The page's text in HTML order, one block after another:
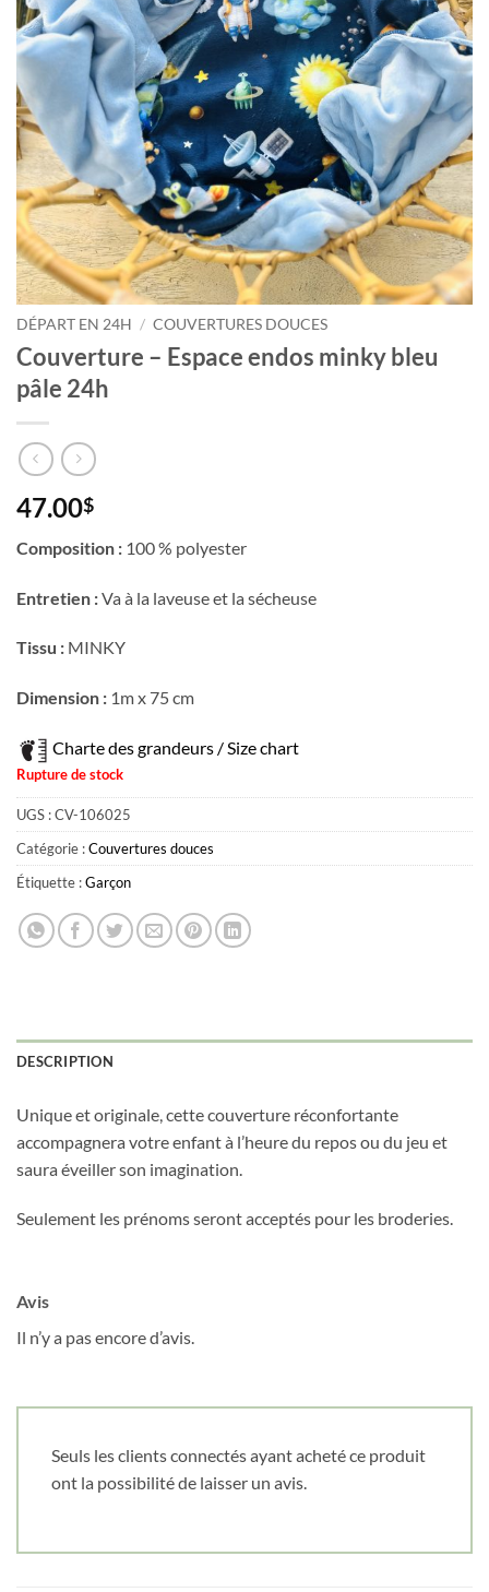
DÉPART EN 24H / COUVERTURES DOUCES
Couverture – Espace endos minky bleu
pâle 24h
47.00$
Composition : 100 % polyester
Entretien :Va à la laveuse et la sécheuse
Tissu : MINKY
Dimension : 1m x 75 cm
Charte des grandeurs / Size chart
Rupture de stock
UGS :CV-106025
Catégorie :Couvertures douces
Étiquette :Garçon
DESCRIPTION
Unique et originale, cette couverture réconfortante
accompagnera votre enfant à l’heure du repos ou du jeu et
saura éveiller son imagination.
Seulement les prénoms seront acceptés pour les broderies.
Avis
Il n’y a pas encore d’avis.
Seuls les clients connectés ayant acheté ce produit
ont la possibilité de laisser un avis.
Courriel
*
Nom
*
Date
naissance
Cliquez
ici
pour
votre
10%